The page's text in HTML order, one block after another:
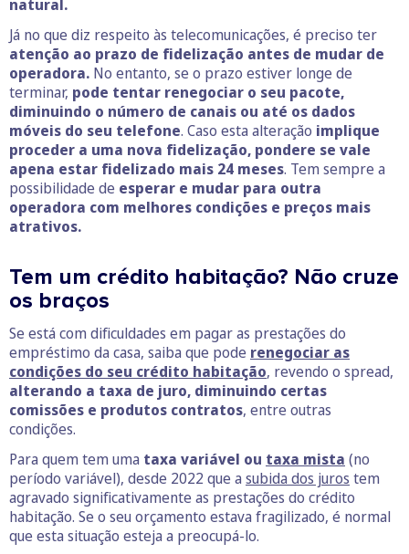
natural.
Já no que diz respeito às telecomunicações, é preciso ter
atenção ao prazo de fidelização antes de mudar de
operadora. No entanto, se o prazo estiver longe de
terminar, pode tentar renegociar o seu pacote,
diminuindo o número de canais ou até os dados
móveis do seu telefone. Caso esta alteração implique
proceder a uma nova fidelização, pondere se vale
apena estar fidelizado mais 24 meses. Tem sempre a
possibilidade de esperar e mudar para outra
operadora com melhores condições e preços mais
atrativos.
Tem um crédito habitação? Não cruze
os braços
Se está com dificuldades em pagar as prestações do
empréstimo da casa, saiba que pode renegociar as
condições do seu crédito habitação, revendo o spread,
alterando a taxa de juro, diminuindo certas
comissões e produtos contratos, entre outras
condições.
Para quem tem uma taxa variável ou taxa mista (no
período variável), desde 2022 que a subida dos juros tem
agravado significativamente as prestações do crédito
habitação. Se o seu orçamento estava fragilizado, é normal
que esta situação esteja a preocupá-lo.